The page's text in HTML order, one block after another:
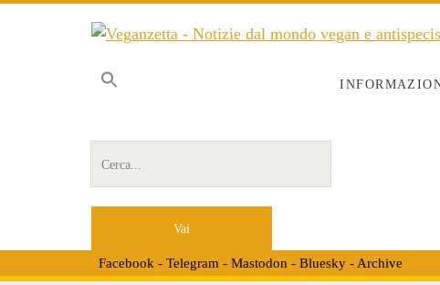
Cerca per:
Facebook- Telegram- Mastodon - Bluesky-Archive